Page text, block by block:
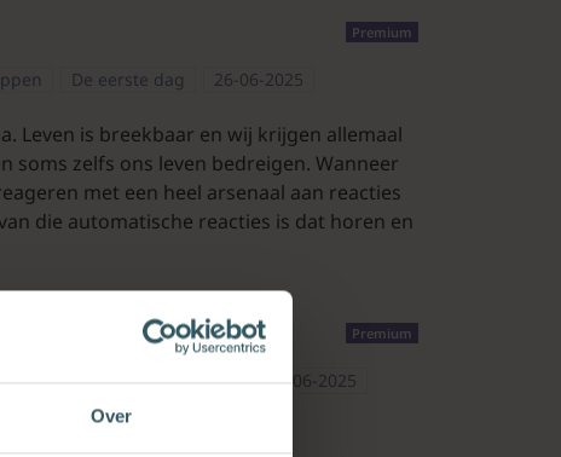
Over
Premium
De eerste dag 26-06-2025
Leven is breekbaar en wij krijgen allemaal
soms zelfs ons leven bedreigen. Wanneer
met een heel arsenaal aan reacties
die automatische reacties is dat horen en
Premium
De eerste dag 25-06-2025